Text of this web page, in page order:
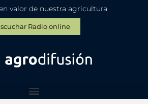
valor de nuestra agricultura
Radio online